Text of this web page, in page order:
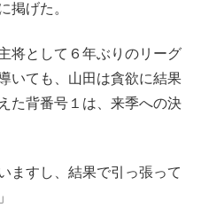
掲げた。
将として６年ぶりのリーグ
いても、山田は貪欲に結果
た背番号１は、来季への決
ますし、結果で引っ張って